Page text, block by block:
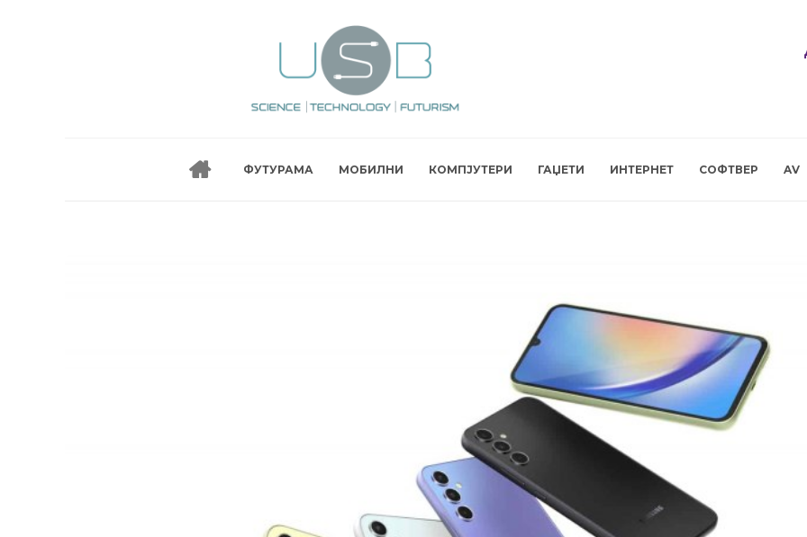
ФУТУРАМА МОБИЛНИ КОМПЈУТЕРИ ГАЏЕТИ ИНТЕРНЕТ СОФТВЕР AV